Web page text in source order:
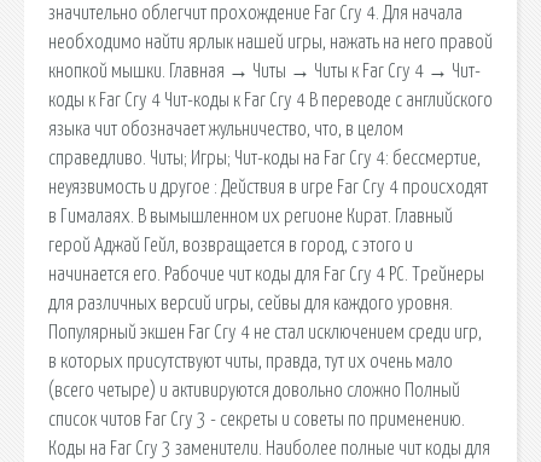
значительно облегчит прохождение Far Cry 4. Для начала
необходимо найти ярлык нашей игры, нажать на него правой
кнопкой мышки. Главная → Читы → Читы к Far Cry 4 → Чит-
коды к Far Cry 4 Чит-коды к Far Cry 4 В переводе с английского
языка чит обозначает жульничество, что, в целом
справедливо. Читы; Игры; Чит-коды на Far Cry 4: бессмертие,
неуязвимость и другое : Действия в игре Far Cry 4 происходят
в Гималаях. В вымышленном их регионе Кират. Главный
герой Аджай Гейл, возвращается в город, с этого и
начинается его. Рабочие чит коды для Far Cry 4 PC. Трейнеры
для различных версий игры, сейвы для каждого уровня.
Популярный экшен Far Cry 4 не стал исключением среди игр,
в которых присутствуют читы, правда, тут их очень мало
(всего четыре) и активируются довольно сложно Полный
список читов Far Cry 3 - секреты и советы по применению.
Коды на Far Cry 3 заменители. Наиболее полные чит коды для